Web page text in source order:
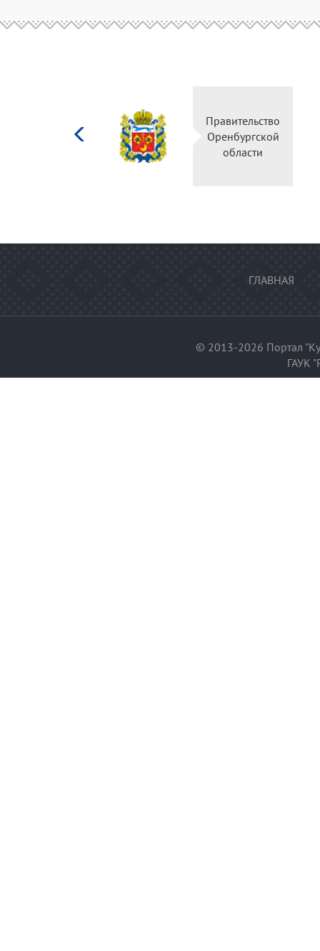
культуры
Российской
Правительство
Оренбургской
области
ГЛАВНАЯ
© 2013-2026 Портал
ГАУК